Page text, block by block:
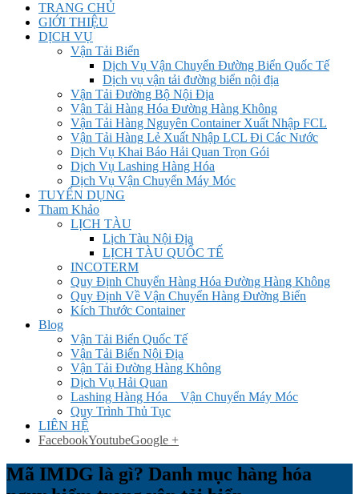
TRANG CHỦ
GIỚI THIỆU
DỊCH VỤ
Vận Tải Biển
Dịch Vụ Vận Chuyển Đường Biển Quốc Tế
Dịch vụ vận tải đường biển nội địa
Vận Tải Đường Bộ Nội Địa
Vận Tải Hàng Hóa Đường Hàng Không
Vận Tải Hàng Nguyên Container Xuất Nhập FCL
Vận Tải Hàng Lẻ Xuất Nhập LCL Đi Các Nước
Dịch Vụ Khai Báo Hải Quan Trọn Gói
Dịch Vụ Lashing Hàng Hóa
Dịch Vụ Vận Chuyển Máy Móc
TUYỂN DỤNG
Tham Khảo
LỊCH TÀU
Lịch Tàu Nội Địa
LỊCH TÀU QUỐC TẾ
INCOTERM
Quy Định Chuyển Hàng Hóa Đường Hàng Không
Quy Định Về Vận Chuyển Hàng Đường Biển
Kích Thước Container
Blog
Vận Tải Biển Quốc Tế
Vận Tải Biển Nội Địa
Vận Tải Đường Hàng Không
Dịch Vụ Hải Quan
Lashing Hàng Hóa _ Vận Chuyển Máy Móc
Quy Trình Thủ Tục
LIÊN HỆ
FacebookYoutubeGoogle +
Mã IMDG là gì? Danh mục hàng hóa